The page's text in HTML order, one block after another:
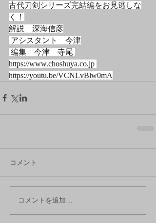
古代刀剣シリーズ完結編をお見逃しな
く！
解説　深海信彦
アシスタント　今津
編集　今津　寺尾
https://www.choshuya.co.jp
https://youtu.be/VCNLvBlw0mA
コメント
コメントを追加…